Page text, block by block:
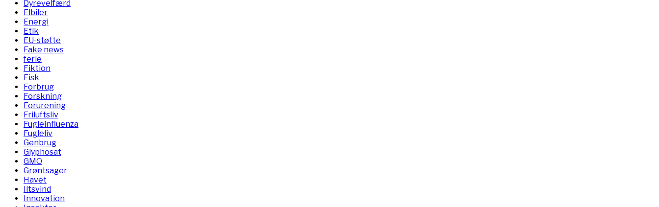
Dyrevelfærd
Elbiler
Energi
Etik
EU-støtte
Fake news
ferie
Fiktion
Fisk
Forbrug
Forskning
Forurening
Friluftsliv
Fugleinfluenza
Fugleliv
Genbrug
Glyphosat
GMO
Grøntsager
Havet
Iltsvind
Innovation